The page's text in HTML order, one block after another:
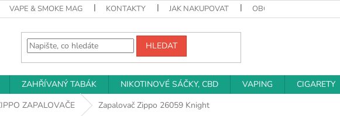
VAPE & SMOKE MAG KONTAKTY JAK NAKUPOVAT OBCHODNÍ PODMÍNKY
HLEDAT
ZAHŘÍVANÝ TABÁK NIKOTINOVÉ SÁČKY, CBD VAPING CIGARETY
ZAPALOVAČE Zapalovač Zippo 26059 Knight